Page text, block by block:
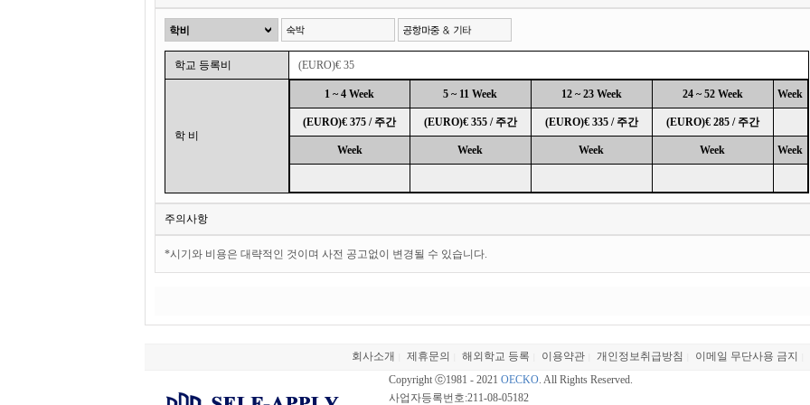
학교 등록비 (EURO)€ 35
학 비
1 ~ 4 Week 5 ~ 11 Week 12 ~ 23 Week 24 ~ 52 Week Week
(EURO)€ 375 / 주간 (EURO)€ 355 / 주간 (EURO)€ 335 / 주간 (EURO)€ 285 / 주간
Week Week Week Week Week
주의사항
*시기와 비용은 대략적인 것이며 사전 공고없이 변경될 수 있습니다.
회사소개 제휴문의 해외학교 등록 이용약관 개인정보취급방침 이메일 무단사용 금지
Copyright ⓒ1981 - 2021 OECKO. All Rights Reserved.
사업자등록번호:211-08-05182